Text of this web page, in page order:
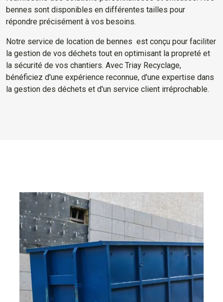
bennes sont disponibles en différentes tailles pour
répondre précisément à vos besoins.
Notre service de location de bennes est conçu pour faciliter
la gestion de vos déchets tout en optimisant la propreté et
la sécurité de vos chantiers. Avec Triay Recyclage,
bénéficiez d'une expérience reconnue, d'une expertise dans
la gestion des déchets et d'un service client irréprochable.